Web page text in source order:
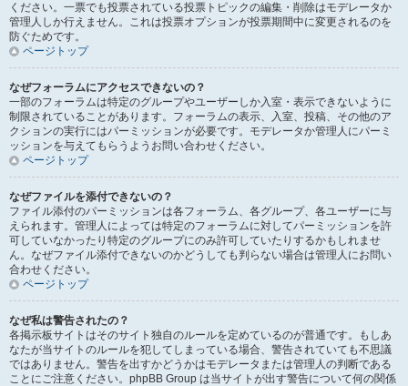
ください。一票でも投票されている投票トピックの編集・削除はモデレータか
管理人しか行えません。これは投票オプションが投票期間中に変更されるのを
防ぐためです。
ページトップ
なぜフォーラムにアクセスできないの？
一部のフォーラムは特定のグループやユーザーしか入室・表示できないように
制限されていることがあります。フォーラムの表示、入室、投稿、その他のア
クションの実行にはパーミッションが必要です。モデレータか管理人にパーミ
ッションを与えてもらうようお問い合わせください。
ページトップ
なぜファイルを添付できないの？
ファイル添付のパーミッションは各フォーラム、各グループ、各ユーザーに与
えられます。管理人によっては特定のフォーラムに対してパーミッションを許
可していなかったり特定のグループにのみ許可していたりするかもしれませ
ん。なぜファイル添付できないのかどうしても判らない場合は管理人にお問い
合わせください。
ページトップ
なぜ私は警告されたの？
各掲示板サイトはそのサイト独自のルールを定めているのが普通です。もしあ
なたが当サイトのルールを犯してしまっている場合、警告されていても不思議
ではありません。警告を出すかどうかはモデレータまたは管理人の判断である
ことにご注意ください。phpBB Group は当サイトが出す警告について何の関係